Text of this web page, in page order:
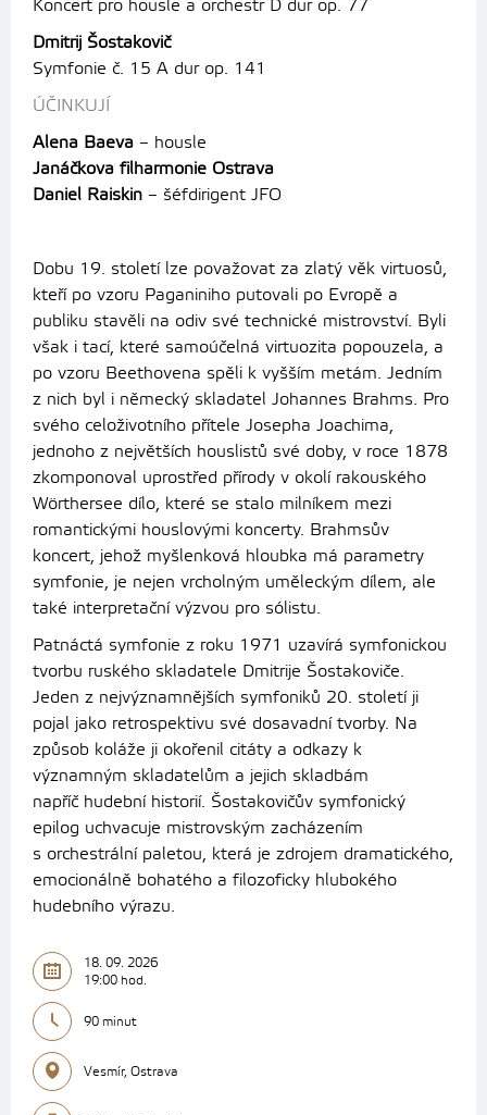
Koncert pro housle a orchestr D dur op. 77
Dmitrij Šostakovič
Symfonie č. 15 A dur op. 141
ÚČINKUJÍ
Alena Baeva – housle
Janáčkova filharmonie Ostrava
Daniel Raiskin – šéfdirigent JFO
Dobu 19. století lze považovat za zlatý věk virtuosů,
kteří po vzoru Paganiniho putovali po Evropě a
publiku stavěli na odiv své technické mistrovství. Byli
však i tací, které samoúčelná virtuozita popouzela, a
po vzoru Beethovena spěli k vyšším metám. Jedním
z nich byl i německý skladatel Johannes Brahms. Pro
svého celoživotního přítele Josepha Joachima,
jednoho z největších houslistů své doby, v roce 1878
zkomponoval uprostřed přírody v okolí rakouského
Wörthersee dílo, které se stalo milníkem mezi
romantickými houslovými koncerty. Brahmsův
koncert, jehož myšlenková hloubka má parametry
symfonie, je nejen vrcholným uměleckým dílem, ale
také interpretační výzvou pro sólistu.
Patnáctá symfonie z roku 1971 uzavírá symfonickou
tvorbu ruského skladatele Dmitrije Šostakoviče.
Jeden z nejvýznamnějších symfoniků 20. století ji
pojal jako retrospektivu své dosavadní tvorby. Na
způsob koláže ji okořenil citáty a odkazy k
významným skladatelům a jejich skladbám
napříč hudební historií. Šostakovičův symfonický
epilog uchvacuje mistrovským zacházením
s orchestrální paletou, která je zdrojem dramatického,
emocionálně bohatého a filozoficky hlubokého
hudebního výrazu.
18. 09. 2026
19:00 hod.
90 minut
Vesmír, Ostrava